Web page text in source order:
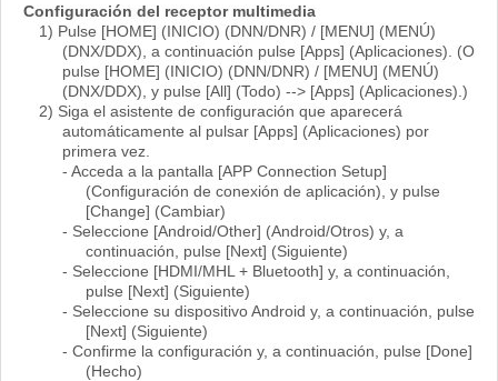
Configuración del receptor multimedia
1) Pulse [HOME] (INICIO) (DNN/DNR) / [MENU] (MENÚ)
(DNX/DDX), a continuación pulse [Apps] (Aplicaciones). (O
pulse [HOME] (INICIO) (DNN/DNR) / [MENU] (MENÚ)
(DNX/DDX), y pulse [All] (Todo) --> [Apps] (Aplicaciones).)
2) Siga el asistente de configuración que aparecerá
automáticamente al pulsar [Apps] (Aplicaciones) por
primera vez.
- Acceda a la pantalla [APP Connection Setup]
(Configuración de conexión de aplicación), y pulse
[Change] (Cambiar)
- Seleccione [Android/Other] (Android/Otros) y, a
continuación, pulse [Next] (Siguiente)
- Seleccione [HDMI/MHL + Bluetooth] y, a continuación,
pulse [Next] (Siguiente)
- Seleccione su dispositivo Android y, a continuación, pulse
[Next] (Siguiente)
- Confirme la configuración y, a continuación, pulse [Done]
(Hecho)